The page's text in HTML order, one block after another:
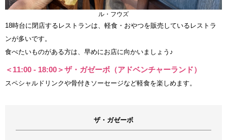
ル・フウズ
18時台に閉店するレストランは、軽食・おやつを販売しているレストラ
ンが多いです。
食べたいものがある方は、早めにお店に向かいましょう♪
＜11:00 - 18:00＞ザ・ガゼーボ（アドベンチャーランド）
スペシャルドリンクや骨付きソーセージなど軽食を楽しめます。
ザ・ガゼーボ